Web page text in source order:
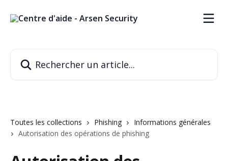
Toutes les collections Phishing
Informations générales
Autorisation des opérations de phishing